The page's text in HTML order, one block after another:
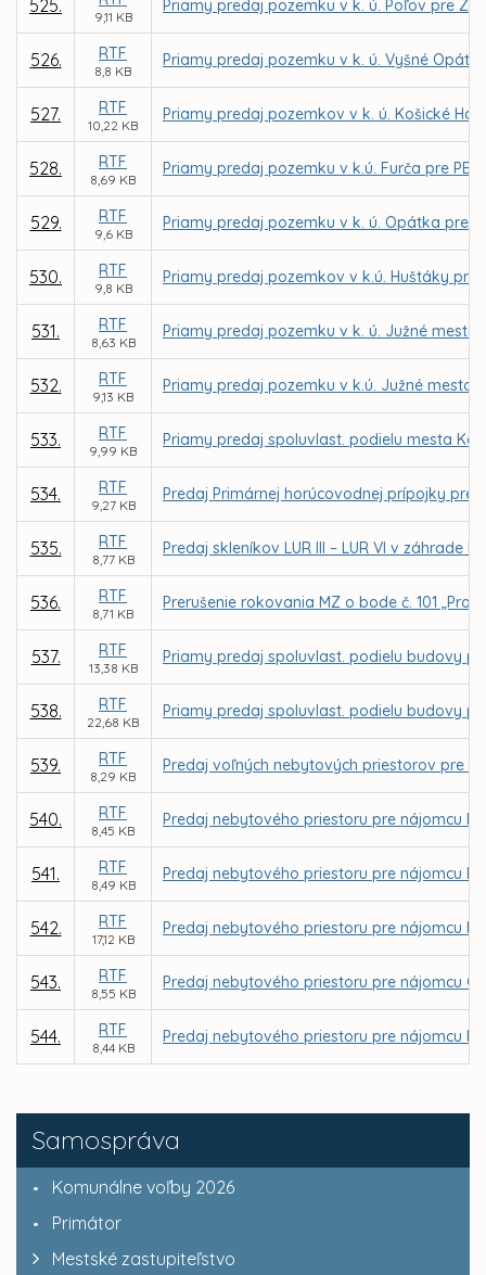
Samospráva
Komunálne voľby 2026
Primátor
Mestské zastupiteľstvo
525.
9,11 KB
Priamy predaj pozemku v k. ú. Poľov pre
526. RTF
8,8 KB
Priamy predaj pozemku v k. ú. Vyšné
527. RTF
10,22 KB
Priamy predaj pozemkov v k. ú. Košické
528. RTF
8,69 KB
Priamy predaj pozemku v k.ú. Furča pre PB
529. RTF
9,6 KB
Priamy predaj pozemku v k. ú. Opátka pre
530. RTF
9,8 KB
Priamy predaj pozemkov v k.ú. Huštáky pre
531. RTF
8,63 KB
Priamy predaj pozemku v k. ú. Južné mesto
532. RTF
9,13 KB
Priamy predaj pozemku v k.ú. Južné mesto
533. RTF
9,99 KB
Priamy predaj spoluvlast. podielu mesta
534. RTF
9,27 KB
Predaj Primárnej horúcovodnej prípojky pre
535. RTF
8,77 KB
Predaj skleníkov LUR III – LUR VI v
536. RTF
8,71 KB
Prerušenie rokovania MZ o bode č. 101
537. RTF
13,38 KB
Priamy predaj spoluvlast. podielu budovy
538. RTF
22,68 KB
Priamy predaj spoluvlast. podielu budovy
539. RTF
8,29 KB
Predaj voľných nebytových priestorov pre
540. RTF
8,45 KB
Predaj nebytového priestoru pre nájomcu
541. RTF
8,49 KB
Predaj nebytového priestoru pre nájomcu
542. RTF
17,12 KB
Predaj nebytového priestoru pre nájomcu
543. RTF
8,55 KB
Predaj nebytového priestoru pre nájomcu
544. RTF
8,44 KB
Predaj nebytového priestoru pre nájomcu